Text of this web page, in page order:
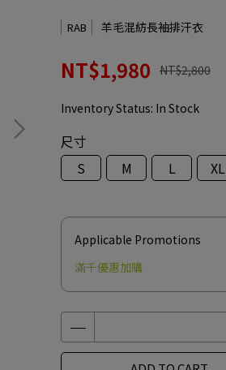
RAB 羊毛混紡長袖排汗衣
NT$1,980 NT$2,800
Inventory Status: In Stock
尺寸
S
M L XL
Applicable Promotions
滿千優惠加購